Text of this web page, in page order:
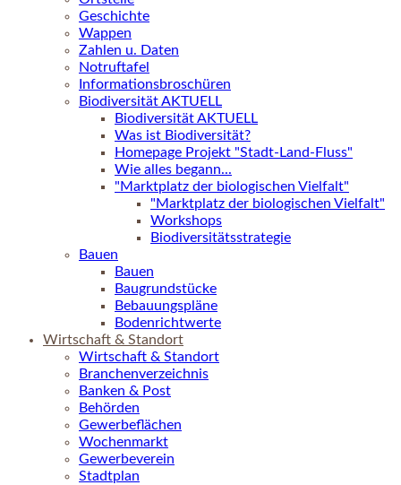
Geschichte
Wappen
Zahlen u. Daten
Notruftafel
Informationsbroschüren
Biodiversität AKTUELL
Biodiversität AKTUELL
Was ist Biodiversität?
Homepage Projekt "Stadt-Land-Fluss"
Wie alles begann...
"Marktplatz der biologischen Vielfalt"
"Marktplatz der biologischen Vielfalt"
Workshops
Biodiversitätsstrategie
Bauen
Bauen
Baugrundstücke
Bebauungspläne
Bodenrichtwerte
Wirtschaft & Standort
Wirtschaft & Standort
Branchenverzeichnis
Banken & Post
Behörden
Gewerbeflächen
Wochenmarkt
Gewerbeverein
Stadtplan